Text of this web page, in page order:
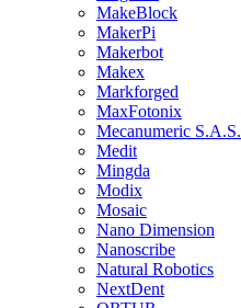
MakeBlock
MakerPi
Makerbot
Makex
Markforged
MaxFotonix
Mecanumeric S.A.S.
Medit
Mingda
Modix
Mosaic
Nano Dimension
Nanoscribe
Natural Robotics
NextDent